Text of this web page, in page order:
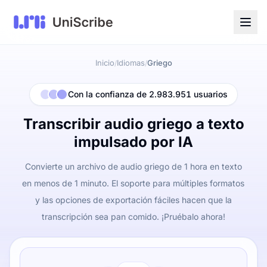
Inicio/Idiomas/Griego
Con la confianza de 2.983.951 usuarios
Transcribir audio griego a texto
impulsado por IA
Convierte un archivo de audio griego de 1 hora en texto
en menos de 1 minuto. El soporte para múltiples formatos
y las opciones de exportación fáciles hacen que la
transcripción sea pan comido. ¡Pruébalo ahora!